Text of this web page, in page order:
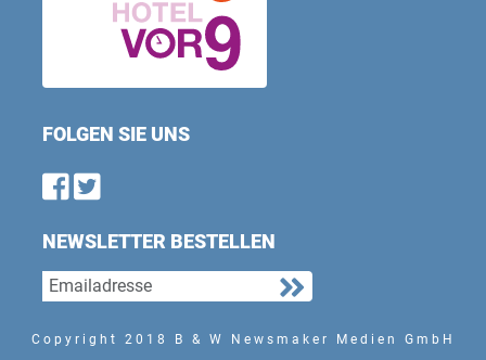
FOLGEN SIE UNS
Find us on Facebook
Follow us on Twitter
NEWSLETTER BESTELLEN
Copyright 2018 B & W Newsmaker Medien GmbH